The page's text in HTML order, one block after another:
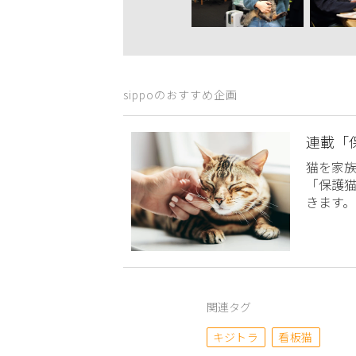
sippoのおすすめ企画
連載「
猫を家
「保護
きます。
関連タグ
キジトラ
看板猫